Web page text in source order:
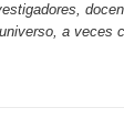
a veces